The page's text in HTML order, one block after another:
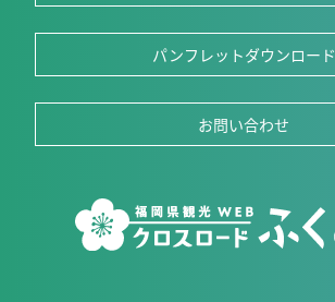
パンフレットダウンロード
お問い合わせ